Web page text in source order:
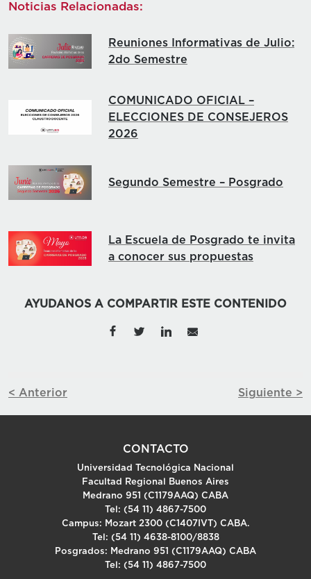
Noticias Relacionadas:
Reuniones Informativas de Julio:
2do Semestre
COMUNICADO OFICIAL –
ELECCIONES DE CONSEJEROS
2026
Segundo Semestre – Posgrado
La Escuela de Posgrado te invita
a conocer sus propuestas
AYUDANOS A COMPARTIR ESTE CONTENIDO
< Anterior Siguiente >
CONTACTO
Universidad Tecnológica Nacional
Facultad Regional Buenos Aires
Medrano 951 (C1179AAQ) CABA
Tel: (54 11) 4867-7500
Campus: Mozart 2300 (C1407IVT) CABA.
Tel: (54 11) 4638-8100/8838
Posgrados: Medrano 951 (C1179AAQ) CABA
Tel: (54 11) 4867-7500